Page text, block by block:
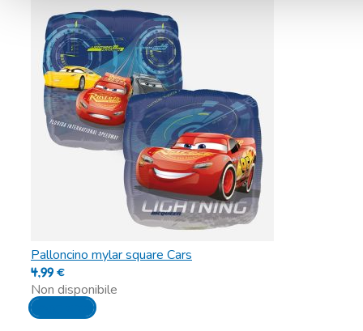
Palloncino mylar square Cars
4,99€
Non disponibile
Leggi tutto